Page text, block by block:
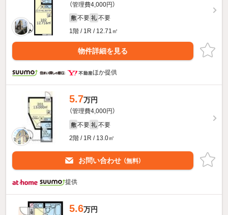
（管理費4,000円）
敷 不要 礼 不要
1階 / 1R / 12.71㎡
物件詳細を見る
ほか提供
5.7万円
（管理費4,000円）
敷 不要 礼 不要
2階 / 1R / 13.0㎡
お問い合わせ （無料）
提供
5.6万円